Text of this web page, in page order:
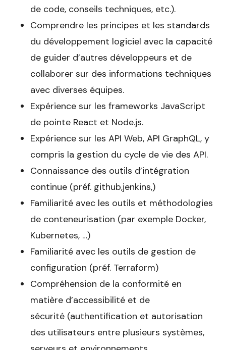
de code, conseils techniques, etc.).
Comprendre les principes et les standards
du développement logiciel avec la capacité
de guider d’autres développeurs et de
collaborer sur des informations techniques
avec diverses équipes.
Expérience sur les frameworks JavaScript
de pointe React et Node.js.
Expérience sur les API Web, API GraphQL, y
compris la gestion du cycle de vie des API.
Connaissance des outils d’intégration
continue (préf. github,jenkins,)
Familiarité avec les outils et méthodologies
de conteneurisation (par exemple Docker,
Kubernetes, …)
Familiarité avec les outils de gestion de
configuration (préf. Terraform)
Compréhension de la conformité en
matière d’accessibilité et de
sécurité (authentification et autorisation
des utilisateurs entre plusieurs systèmes,